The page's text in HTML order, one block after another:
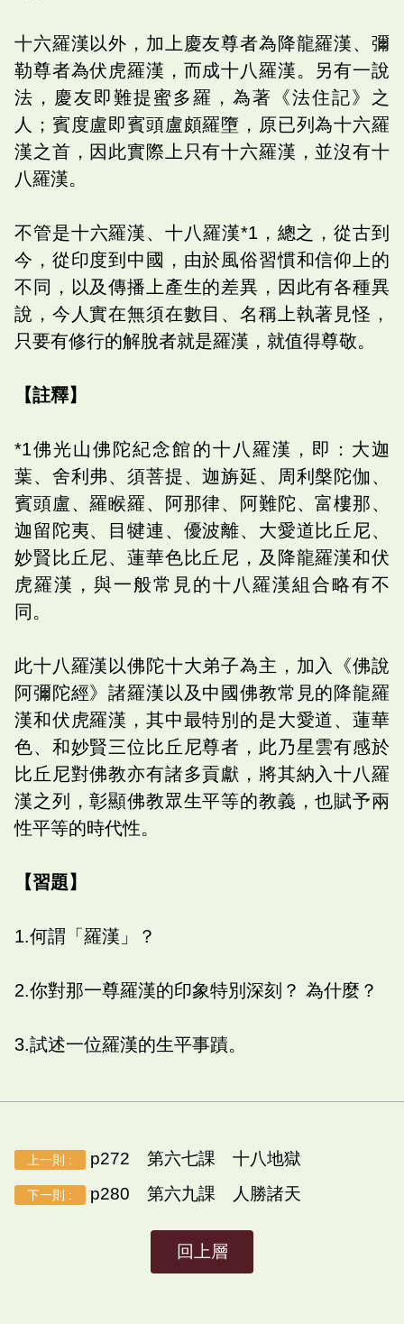
十六羅漢以外，加上慶友尊者為降龍羅漢、彌
勒尊者為伏虎羅漢，而成十八羅漢。另有一說
法，慶友即難提蜜多羅，為著《法住記》之
人；賓度盧即賓頭盧頗羅墮，原已列為十六羅
漢之首，因此實際上只有十六羅漢，並沒有十
八羅漢。
不管是十六羅漢、十八羅漢*1，總之，從古到
今，從印度到中國，由於風俗習慣和信仰上的
不同，以及傳播上產生的差異，因此有各種異
說，今人實在無須在數目、名稱上執著見怪，
只要有修行的解脫者就是羅漢，就值得尊敬。
【註釋】
*1佛光山佛陀紀念館的十八羅漢，即：大迦
葉、舍利弗、須菩提、迦旃延、周利槃陀伽、
賓頭盧、羅睺羅、阿那律、阿難陀、富樓那、
迦留陀夷、目犍連、優波離、大愛道比丘尼、
妙賢比丘尼、蓮華色比丘尼，及降龍羅漢和伏
虎羅漢，與一般常見的十八羅漢組合略有不
同。
此十八羅漢以佛陀十大弟子為主，加入《佛說
阿彌陀經》諸羅漢以及中國佛教常見的降龍羅
漢和伏虎羅漢，其中最特別的是大愛道、蓮華
色、和妙賢三位比丘尼尊者，此乃星雲有感於
比丘尼對佛教亦有諸多貢獻，將其納入十八羅
漢之列，彰顯佛教眾生平等的教義，也賦予兩
性平等的時代性。
【習題】
1.何謂「羅漢」？
2.你對那一尊羅漢的印象特別深刻？ 為什麼？
3.試述一位羅漢的生平事蹟。
上一則 : p272 第六七課 十八地獄
下一則 : p280 第六九課 人勝諸天
回上層